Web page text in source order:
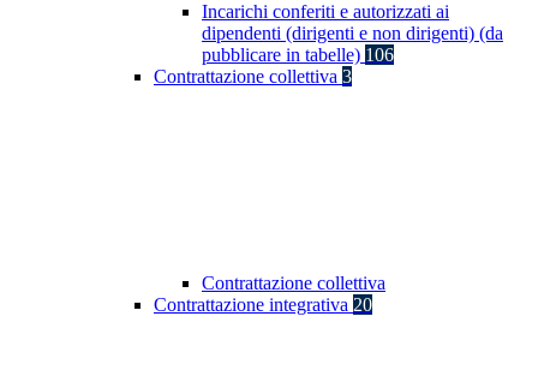
Incarichi conferiti e autorizzati ai
dipendenti (dirigenti e non dirigenti) (da
pubblicare in tabelle) 106
Contrattazione collettiva 3
Contrattazione collettiva
Contrattazione integrativa 20